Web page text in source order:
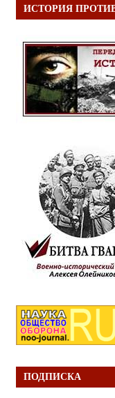
ИСТОРИЯ
ПОДПИСКА